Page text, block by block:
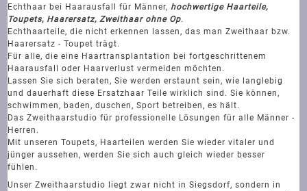
Echthaar bei Haarausfall für Männer, hochwertige Haarteile,
Toupets, Haarersatz, Zweithaar ohne Op.
Echthaarteile, die nicht erkennen lassen, das man Zweithaar bzw.
Haarersatz - Toupet trägt.
Für alle, die eine Haartransplantation bei fortgeschrittenem
Haarausfall oder Haarverlust vermeiden möchten.
Lassen Sie sich beraten, Sie werden erstaunt sein, wie langlebig
und dauerhaft diese Ersatzhaar Teile wirklich sind. Sie können,
schwimmen, baden, duschen, Sport betreiben, es hält.
Das Zweithaarstudio für professionelle Lösungen für alle Männer -
Herren.
Mit unseren Toupets, Haarteilen werden Sie wieder vitaler und
jünger aussehen, werden Sie sich auch gleich wieder besser
fühlen.
Unser Zweithaarstudio liegt zwar nicht in Siegsdorf, sondern in